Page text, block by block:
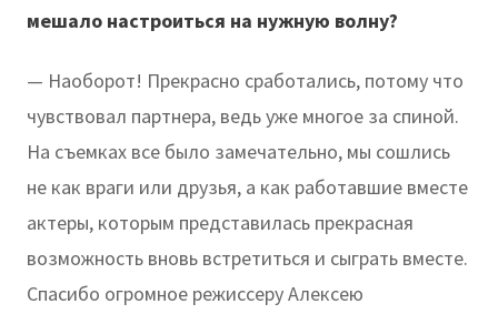
мешало настроиться на нужную волну?
— Наоборот! Прекрасно сработались, потому что
чувствовал партнера, ведь уже многое за спиной.
На съемках все было замечательно, мы сошлись
не как враги или друзья, а как работавшие вместе
актеры, которым представилась прекрасная
возможность вновь встретиться и сыграть вместе.
Спасибо огромное режиссеру Алексею